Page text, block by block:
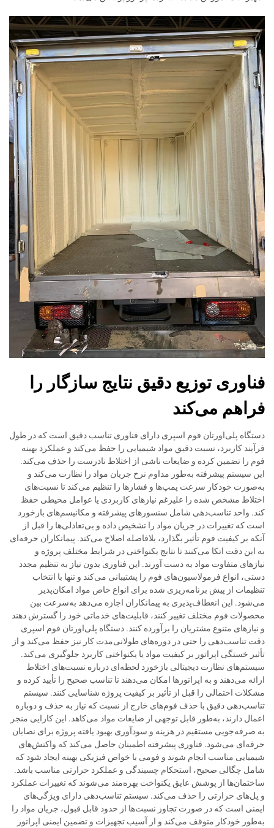
فناوری توزیع دقیق نتایج سازگار را
فراهم می‌کند
دستگاه پلی‌اورتان فوم اسپری دارای فناوری تناسب دقیق است که در طول
فرآیند کاربرد، نسبت دقیق مواد شیمیایی را حفظ می‌کند و عملکرد بهینه
فوم را تضمین کرده و ضایعات ناشی از اختلاط نادرست را حذف می‌کند.
این سیستم پیشرفته به‌طور مداوم نرخ جریان مواد را نظارت می‌کند و
به‌صورت خودکار سرعت پمپ‌ها و فشارها را تنظیم می‌کند تا نسبت‌های
اختلاط مشخص شده را علیرغم نیازهای کاربردی یا عوامل محیطی حفظ
کند. واحد تناسب‌دهی شامل سنسورهای پیشرفته و مکانیسم‌های بازخورد
است که تغییرات در جریان مواد را تشخیص داده و بی‌تعادلی‌ها را قبل از
آنکه بر کیفیت فوم تأثیر بگذارد، بلافاصله اصلاح می‌کند. پیمانکاران حرفه‌ای
به این دقت اتکا می‌کنند تا نتایج یکنواختی در شرایط مختلف پروژه و
نیازهای متفاوت مواد به دست آورند. این فناوری بدون نیاز به تنظیم مجدد
دستی، انواع فرمولاسیون‌های فوم را پشتیبانی می‌کند و تنها با انتخاب
تنظیمات از پیش برنامه‌ریزی شده برای انواع خاص مواد امکان‌پذیر
می‌شود. این انعطاف‌پذیری به پیمانکاران اجازه می‌دهد به‌سرعت بین
محصولات فوم مختلف تغییر کنند، قابلیت‌های خدماتی خود را گسترش دهند
و نیازهای متنوع مشتریان را برآورده کنند. دستگاه پلی‌اورتان فوم اسپری
دقت تناسب‌دهی را حتی در دوره‌های طولانی‌مدت کار نیز حفظ می‌کند و از
تأثیر خستگی اپراتور بر کیفیت مواد یا یکنواختی کاربرد جلوگیری می‌کند.
سیستم‌های نظارت دیجیتالی بازخورد لحظه‌ای درباره نسبت‌های اختلاط
ارائه می‌دهند و به اپراتورها امکان می‌دهند تا تناسب صحیح را تأیید کرده و
مشکلات احتمالی را قبل از تأثیر بر کیفیت پروژه شناسایی کنند. سیستم
تناسب‌دهی دقیق با حذف فوم‌های خارج از نسبت که نیاز به حذف و دوباره
اعمال دارند، به‌طور قابل توجهی از ضایعات مواد می‌کاهد. این کارایی منجر
به صرفه‌جویی مستقیم در هزینه و سودآوری بهبود یافته پروژه برای نصابان
حرفه‌ای می‌شود. فناوری پیشرفته اطمینان حاصل می‌کند که واکنش‌های
شیمیایی مناسب انجام شوند و فومی با خواص فیزیکی بهینه ایجاد شود که
شامل چگالی صحیح، استحکام چسبندگی و عملکرد حرارتی مناسب باشد.
ساختمان‌ها از پوشش عایق یکنواخت بهره‌مند می‌شوند که تغییرات عملکرد
و پل‌های حرارتی را حذف می‌کند. سیستم تناسب‌دهی دارای ویژگی‌های
ایمنی است که در صورت تجاوز نسبت‌ها از حدود قابل قبول، جریان مواد را
به‌طور خودکار متوقف می‌کند و از آسیب تجهیزات و تضمین ایمنی اپراتور